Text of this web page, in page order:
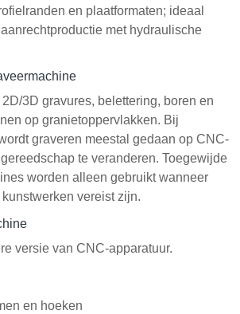
en plaatformaten; ideaal
met hydraulische
3D gravures, belettering, boren en
op granietoppervlakken. Bij
graveren meestal gedaan op CNC-
te veranderen. Toegewijde
worden alleen gebruikt wanneer
vereist zijn.
versie van CNC-apparatuur.
en hoeken